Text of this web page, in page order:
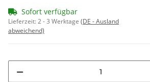
Sofort verfügbar
Lieferzeit:2 - 3 Werktage (DE - Ausland
abweichend)